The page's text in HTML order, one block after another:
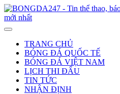
Skip
to
content
TRANG CHỦ
BÓNG ĐÁ QUỐC TẾ
BÓNG ĐÁ VIỆT NAM
LỊCH THI ĐẤU
TIN TỨC
NHẬN ĐỊNH